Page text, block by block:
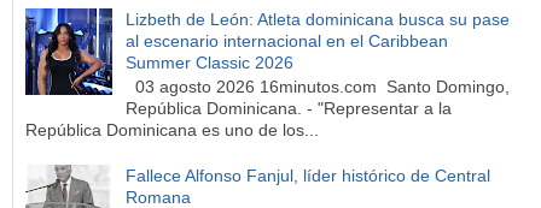
Lizbeth de León: Atleta dominicana busca su pase
al escenario internacional en el Caribbean
Summer Classic 2026
03 agosto 2026 16minutos.com Santo Domingo,
República Dominicana. - "Representar a la
República Dominicana es uno de los...
Fallece Alfonso Fanjul, líder histórico de Central
Romana